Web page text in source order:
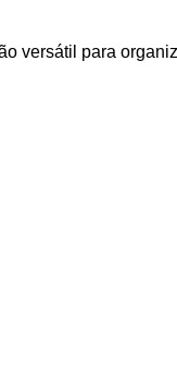
versátil para